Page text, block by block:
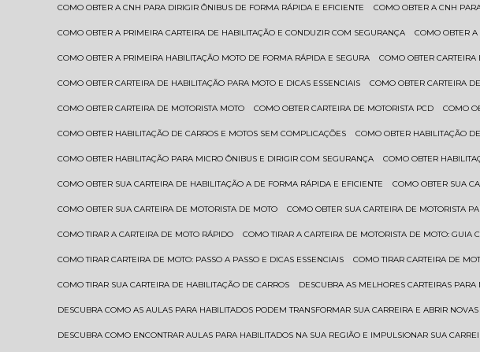
COMO OBTER A CNH PARA DIRIGIR ÔNIBUS DE FORMA RÁPIDA E EFICIENTE COMO OBTER A CNH
COMO OBTER A PRIMEIRA CARTEIRA DE HABILITAÇÃO E CONDUZIR COM SEGURANÇA COMO OBTER
COMO OBTER A PRIMEIRA HABILITAÇÃO MOTO DE FORMA RÁPIDA E SEGURA COMO OBTER
COMO OBTER CARTEIRA DE HABILITAÇÃO PARA MOTO E DICAS ESSENCIAIS COMO OBTER CARTEIRA
COMO OBTER CARTEIRA DE MOTORISTA MOTO COMO OBTER CARTEIRA DE MOTORISTA PCD COMO
COMO OBTER HABILITAÇÃO DE CARROS E MOTOS SEM COMPLICAÇÕES COMO OBTER HABILITAÇÃO
COMO OBTER HABILITAÇÃO PARA MICRO ÔNIBUS E DIRIGIR COM SEGURANÇA COMO OBTER
COMO OBTER SUA CARTEIRA DE HABILITAÇÃO A DE FORMA RÁPIDA E EFICIENTE COMO OBTER SUA
COMO OBTER SUA CARTEIRA DE MOTORISTA DE MOTO COMO OBTER SUA CARTEIRA DE MOTORISTA
COMO TIRAR A CARTEIRA DE MOTO RÁPIDO COMO TIRAR A CARTEIRA DE MOTORISTA DE MOTO: GUIA
COMO TIRAR CARTEIRA DE MOTO: PASSO A PASSO E DICAS ESSENCIAIS COMO TIRAR CARTEIRA DE
COMO TIRAR SUA CARTEIRA DE HABILITAÇÃO DE CARROS DESCUBRA AS MELHORES CARTEIRAS
DESCUBRA COMO AS AULAS PARA HABILITADOS PODEM TRANSFORMAR SUA CARREIRA E ABRIR
DESCUBRA COMO ENCONTRAR AULAS PARA HABILITADOS NA SUA REGIÃO E IMPULSIONAR SUA